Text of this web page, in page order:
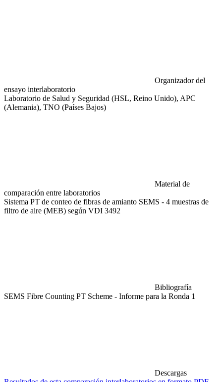
Organizador del
ensayo interlaboratorio
Laboratorio de Salud y Seguridad (HSL, Reino Unido), APC
(Alemania), TNO (Países Bajos)
Material de
comparación entre laboratorios
Sistema PT de conteo de fibras de amianto SEMS - 4 muestras de
filtro de aire (MEB) según VDI 3492
Bibliografía
SEMS Fibre Counting PT Scheme - Informe para la Ronda 1
Descargas